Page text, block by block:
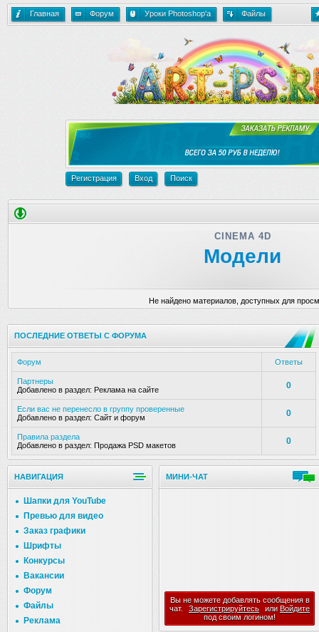
Главная Форум Уроки Photoshop'a Файлы
Регистрация Вход Поиск
CINEMA 4D
Модели
Не найдено материалов, доступных для
ПОСЛЕДНИЕ ОТВЕТЫ С ФОРУМА
Форум Ответы
Партнеры
Добавлено в раздел: Реклама на сайте 0
Если вас не перенесло в группу проверенные
Добавлено в раздел: Сайт и форум 0
Правила раздела
Добавлено в раздел: Продажа PSD макетов 0
НАВИГАЦИЯ
Шапки для YouTube
Превью для видео
Заказ графики
Шрифты
Конкурсы
Вакансии
Форум
Файлы
Реклама
МИНИ-ЧАТ
Вы не можете добавлять сообщения в
чат.
Зарегистрируйтесь или Войдите
под своим логином!